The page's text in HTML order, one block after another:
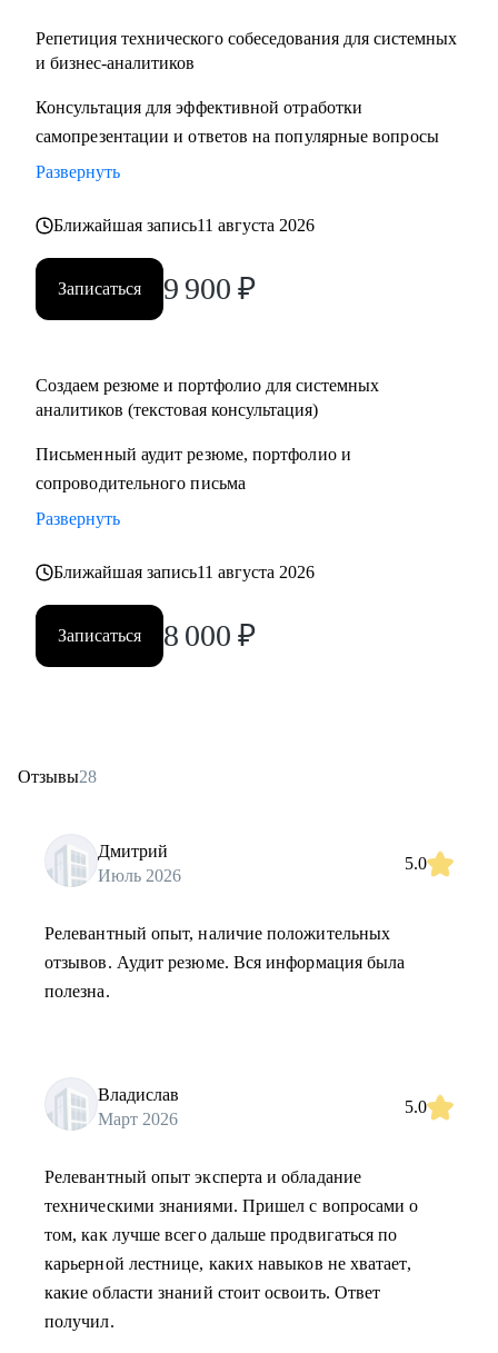
Репетиция технического собеседования для системных
и бизнес-аналитиков
Консультация для эффективной отработки
самопрезентации и ответов на популярные вопросы
Развернуть
Ближайшая запись11 августа 2026
Записаться 9 900 ₽
Создаем резюме и портфолио для системных
аналитиков (текстовая консультация)
Письменный аудит резюме, портфолио и
сопроводительного письма
Развернуть
Ближайшая запись11 августа 2026
Записаться 8 000 ₽
Отзывы28
Дмитрий
Июль 2026
5.0
Релевантный опыт, наличие положительных
отзывов. Аудит резюме. Вся информация была
полезна.
Владислав
Март 2026
5.0
Релевантный опыт эксперта и обладание
техническими знаниями. Пришел с вопросами о
том, как лучше всего дальше продвигаться по
карьерной лестнице, каких навыков не хватает,
какие области знаний стоит освоить. Ответ
получил.